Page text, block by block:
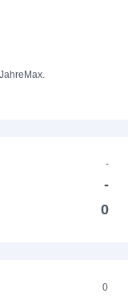
Max.
-
-
0
0